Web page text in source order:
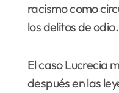
racismo como
los delitos de odio.
El caso Lucrecia
después en las